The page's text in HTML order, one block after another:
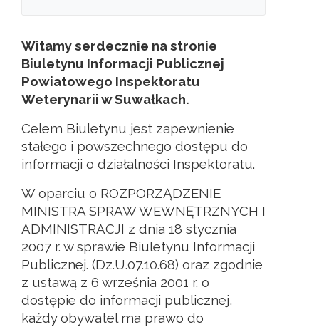
Witamy serdecznie na stronie
Biuletynu Informacji Publicznej
Powiatowego Inspektoratu
Weterynarii w Suwałkach.
Celem Biuletynu jest zapewnienie
stałego i powszechnego dostępu do
informacji o działalności Inspektoratu.
W oparciu o ROZPORZĄDZENIE
MINISTRA SPRAW WEWNĘTRZNYCH I
ADMINISTRACJI z dnia 18 stycznia
2007 r. w sprawie Biuletynu Informacji
Publicznej. (Dz.U.07.10.68) oraz zgodnie
z ustawą z 6 września 2001 r. o
dostępie do informacji publicznej,
każdy obywatel ma prawo do